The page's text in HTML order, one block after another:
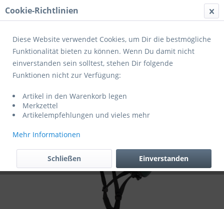
Menü
Übersicht Helme Erwachsene
Cookie-Richtlinien
Diese Website verwendet Cookies, um Dir die bestmögliche
Funktionalität bieten zu können. Wenn Du damit nicht
einverstanden sein solltest, stehen Dir folgende
Funktionen nicht zur Verfügung:
Artikel in den Warenkorb legen
Merkzettel
Artikelempfehlungen und vieles mehr
Mehr Informationen
Einverstanden
Schließen